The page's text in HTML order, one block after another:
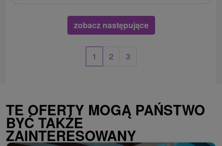
zobacz następujące
1 2 3
TE OFERTY MOGĄ PAŃSTWO
BYĆ TAKŻE
ZAINTERESOWANY